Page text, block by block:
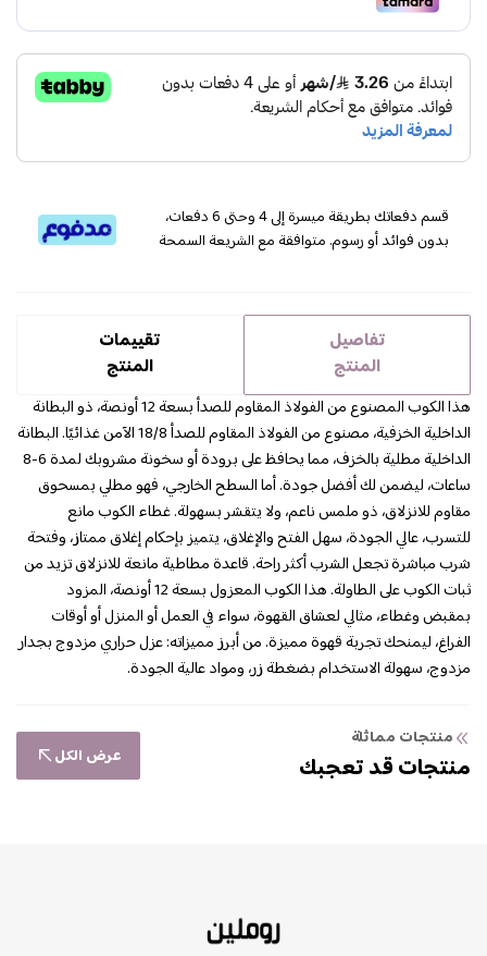
قسم دفعاتك بطريقة ميسرة إلى 4 وحتى 6 دفعات،
بدون فوائد أو رسوم. متوافقة مع الشريعة السمحة
تفاصيل
المنتج
تقييمات
المنتج
هذا الكوب المصنوع من الفولاذ المقاوم للصدأ بسعة 12 أونصة، ذو البطانة
الداخلية الخزفية، مصنوع من الفولاذ المقاوم للصدأ 18/8 الآمن غذائيًا. البطانة
الداخلية مطلية بالخزف، مما يحافظ على برودة أو سخونة مشروبك لمدة 6-8
ساعات، ليضمن لك أفضل جودة. أما السطح الخارجي، فهو مطلي بمسحوق
مقاوم للانزلاق، ذو ملمس ناعم، ولا يتقشر بسهولة. غطاء الكوب مانع
للتسرب، عالي الجودة، سهل الفتح والإغلاق، يتميز بإحكام إغلاق ممتاز، وفتحة
شرب مباشرة تجعل الشرب أكثر راحة. قاعدة مطاطية مانعة للانزلاق تزيد من
ثبات الكوب على الطاولة. هذا الكوب المعزول بسعة 12 أونصة، المزود
بمقبض وغطاء، مثالي لعشاق القهوة، سواء في العمل أو المنزل أو أوقات
الفراغ، ليمنحك تجربة قهوة مميزة. من أبرز مميزاته: عزل حراري مزدوج بجدار
مزدوج، سهولة الاستخدام بضغطة زر، ومواد عالية الجودة.
منتجات مماثلة
منتجات قد تعجبك عرض الكل